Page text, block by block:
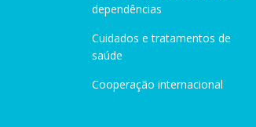
dependências
Cuidados e tratamentos de
saúde
Cooperação internacional